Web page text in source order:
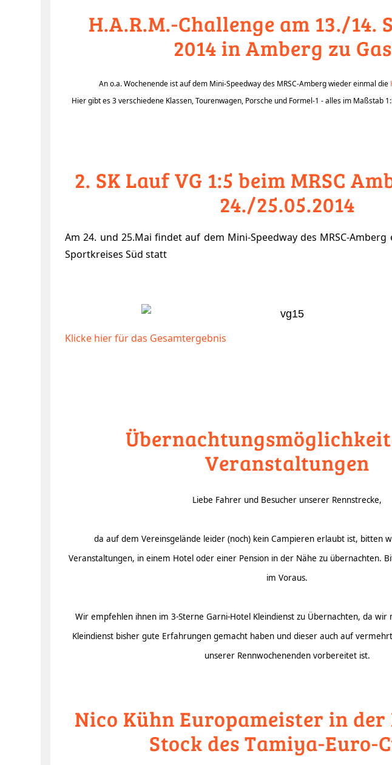
H.A.R.M.-Challenge am 13./14.
2014 in Amberg zu
An o.a. Wochenende ist auf dem Mini-Speedway des MRSC-Amberg wieder einmal die
Hier gibt es 3 verschiedene Klassen, Tourenwagen, Porsche und Formel-1 - alles im Maßstab
2. SK Lauf VG 1:5 beim MRSC
24./25.05.2014
Am 24. und 25.Mai findet auf dem Mini-Speedway des MRSC-Amberg
Sportkreises Süd statt
Klicke hier für das Gesamtergebnis
Veranstaltungen
Liebe Fahrer und Besucher unserer Rennstrecke,
da auf dem Vereinsgelände leider (noch) kein Campieren erlaubt ist, bitten
Veranstaltungen, in einem Hotel oder einer Pension in der Nähe zu übernachten.
im Voraus.
Wir empfehlen ihnen im 3-Sterne Garni-Hotel Kleindienst zu Übernachten, da
Kleindienst bisher gute Erfahrungen gemacht haben und dieser auch auf
unserer Rennwochenenden vorbereitet ist.
Nico Kühn Europameister in der
Stock des Tamiya-Euro-